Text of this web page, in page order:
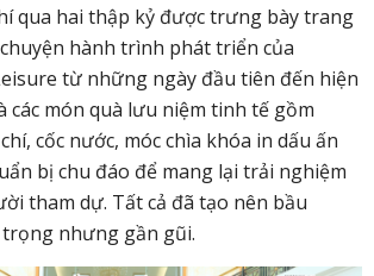
qua hai thập kỷ được trưng bày trang
hành trình phát triển của
từ những ngày đầu tiên đến hiện
các món quà lưu niệm tinh tế gồm
cốc nước, móc chìa khóa in dấu ấn
bị chu đáo để mang lại trải nghiệm
tham dự. Tất cả đã tạo nên bầu
nhưng gần gũi.